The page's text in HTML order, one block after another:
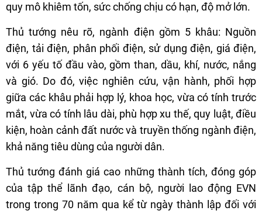
quy mô khiêm tốn, sức chống chịu có hạn, độ mở lớn.
Thủ tướng nêu rõ, ngành điện gồm 5 khâu: Nguồn
điện, tải điện, phân phối điện, sử dụng điện, giá điện,
với 6 yếu tố đầu vào, gồm than, dầu, khí, nước, nắng
và gió. Do đó, việc nghiên cứu, vận hành, phối hợp
giữa các khâu phải hợp lý, khoa học, vừa có tính trước
mắt, vừa có tính lâu dài, phù hợp xu thế, quy luật, điều
kiện, hoàn cảnh đất nước và truyền thống ngành điện,
khả năng tiêu dùng của người dân.
Thủ tướng đánh giá cao những thành tích, đóng góp
của tập thể lãnh đạo, cán bộ, người lao động EVN
trong trong 70 năm qua kể từ ngày thành lập đối với